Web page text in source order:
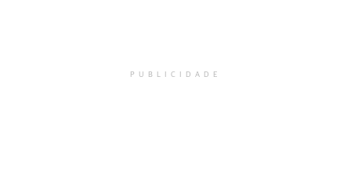
PUBLICIDADE